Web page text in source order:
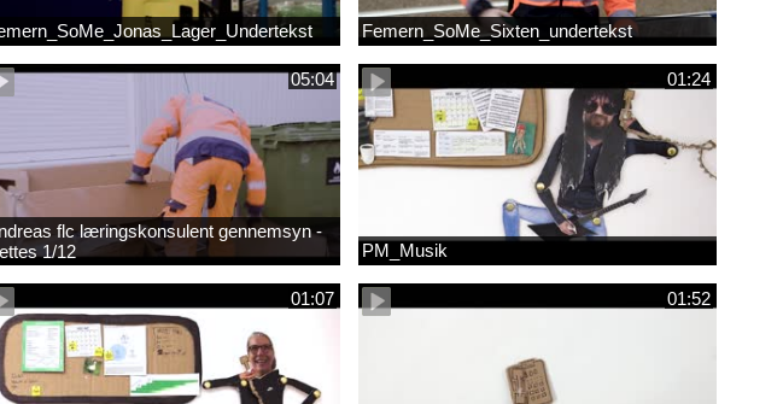
Femern_SoMe_Sixten_undertekst
05:04
flc læringskonsulent gennemsyn -
1/12
01:24
PM_Musik
01:07 01:52